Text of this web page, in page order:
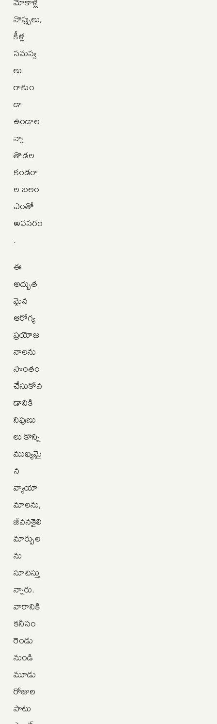
నొప్పులు,
కీళ్ల
సమస్య
లు
రాకుం
డా
ఉండాల
న్నా
తొడల
కండరా
ల బలం
ఎంతో
అవసరం
.
ఈ
అద్భుత
మైన
ఆరోగ్య
ప్రయోజ
నాలను
సొంతం
చేసుకోవ
డానికి
నిపుణు
లు కొన్ని
ముఖ్యమై
న
వ్యాయా
మాలను,
జీవనశైలి
మార్పుల
ను
సూచిస్తు
న్నారు.
వారానికి
కనీసం
రెండు
నుండి
మూడు
రోజుల
పాటు